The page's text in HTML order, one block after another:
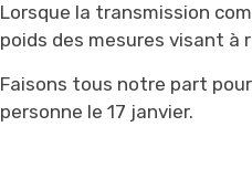
Lorsque la transmission
poids des mesures visant à
Faisons tous notre part
personne le 17 janvier.